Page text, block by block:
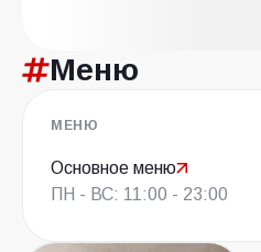
Меню
МЕНЮ
Основное меню
ПН - ВС: 11:00 - 23:00